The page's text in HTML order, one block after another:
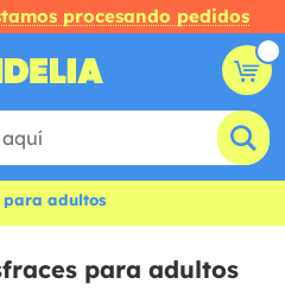
procesando pedidos
para adultos
para adultos